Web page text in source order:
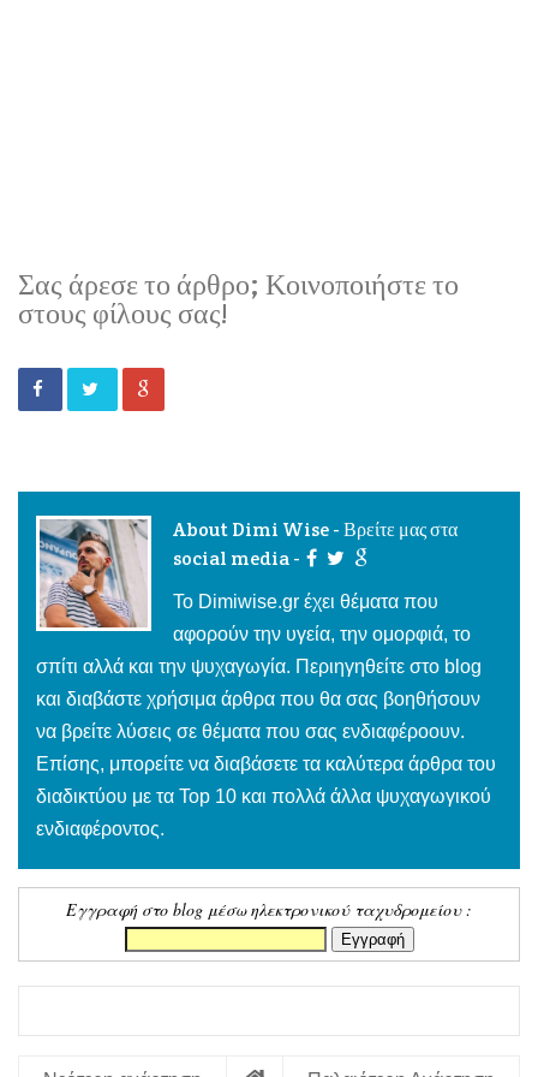
Σας άρεσε το άρθρο; Κοινοποιήστε το
στους φίλους σας!
About Dimi Wise - Βρείτε μας στα
social media -
To Dimiwise.gr έχει θέματα που
αφορούν την υγεία, την ομορφιά, το
σπίτι αλλά και την ψυχαγωγία. Περιηγηθείτε στο blog
και διαβάστε χρήσιμα άρθρα που θα σας βοηθήσουν
να βρείτε λύσεις σε θέματα που σας ενδιαφέροουν.
Επίσης, μπορείτε να διαβάσετε τα καλύτερα άρθρα του
διαδικτύου με τα Top 10 και πολλά άλλα ψυχαγωγικού
ενδιαφέροντος.
Εγγραφή στο blog μέσω ηλεκτρονικού ταχυδρομείου :